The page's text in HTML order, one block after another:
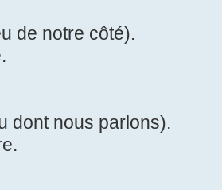
de notre côté).
dont nous parlons).